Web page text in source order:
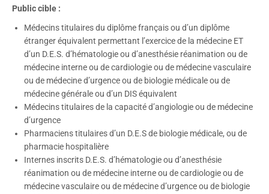
Public cible :
Médecins titulaires du diplôme français ou d’un diplôme
étranger équivalent permettant l’exercice de la médecine ET
d’un D.E.S. d’hématologie ou d’anesthésie réanimation ou de
médecine interne ou de cardiologie ou de médecine vasculaire
ou de médecine d’urgence ou de biologie médicale ou de
médecine générale ou d’un DIS équivalent
Médecins titulaires de la capacité d’angiologie ou de médecine
d’urgence
Pharmaciens titulaires d’un D.E.S de biologie médicale, ou de
pharmacie hospitalière
Internes inscrits D.E.S. d’hématologie ou d’anesthésie
réanimation ou de médecine interne ou de cardiologie ou de
médecine vasculaire ou de médecine d’urgence ou de biologie